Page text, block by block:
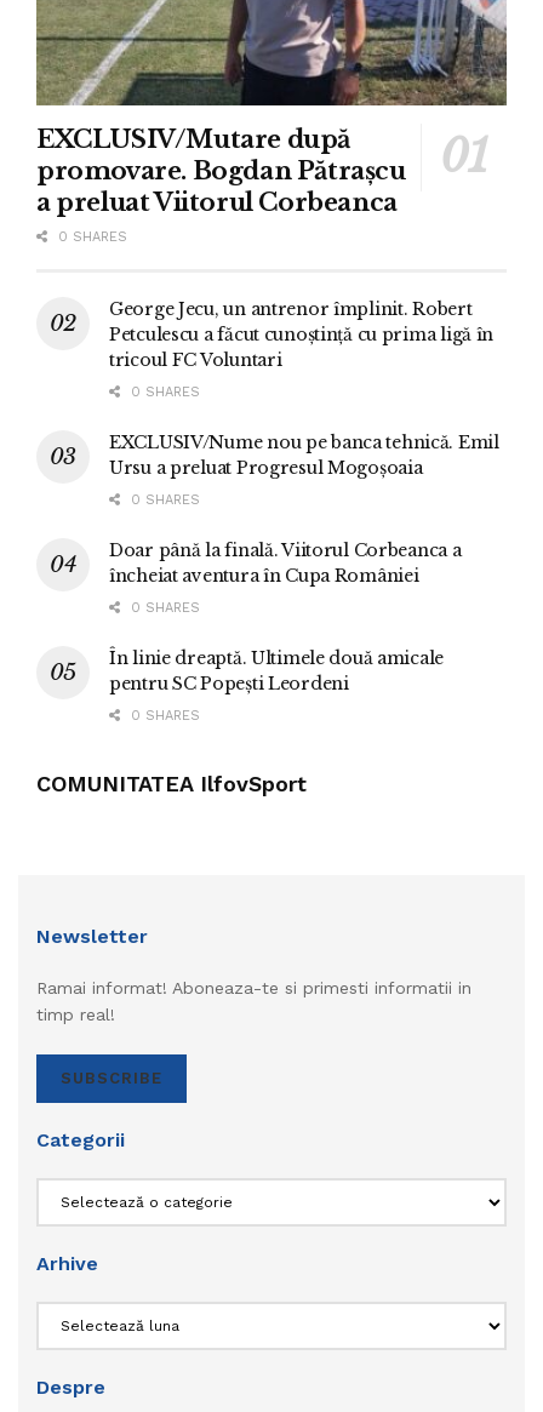
EXCLUSIV/Mutare după
promovare. Bogdan Pătrașcu
a preluat Viitorul Corbeanca
0 SHARES
George Jecu, un antrenor împlinit. Robert
Petculescu a făcut cunoștință cu prima ligă în
tricoul FC Voluntari
0 SHARES
EXCLUSIV/Nume nou pe banca tehnică. Emil
Ursu a preluat Progresul Mogoșoaia
0 SHARES
Doar până la finală. Viitorul Corbeanca a
încheiat aventura în Cupa României
0 SHARES
În linie dreaptă. Ultimele două amicale
pentru SC Popești Leordeni
0 SHARES
COMUNITATEA IlfovSport
Newsletter
Ramai informat! Aboneaza-te si primesti informatii in
timp real!
SUBSCRIBE
Categorii
Arhive
Despre